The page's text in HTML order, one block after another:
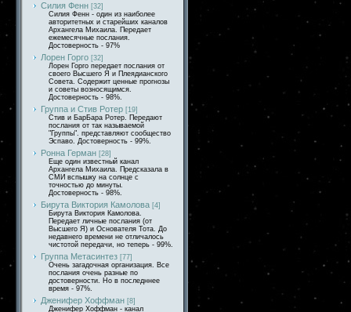
Силия Фенн [32]
Силия Фенн - один из наиболее
авторитетных и старейших каналов
Архангела Михаила. Передает
ежемесячные послания.
Достоверность - 97%
Лорен Горго [32]
Лорен Горго передает послания от
своего Высшего Я и Плеядианского
Совета. Содержит ценные прогнозы
и советы возносящимся.
Достоверность - 98%.
Группа и Стив Ротер [19]
Стив и БарБара Ротер. Передают
послания от так называемой
"Группы". представляют сообщество
Эспаво. Достоверность - 99%.
Ронна Герман [28]
Еще один известный канал
Архангела Михаила. Предсказала в
СМИ вспышку на солнце с
точностью до минуты.
Достоверность - 98%.
Бирута Виктория Камолова [4]
Бирута Виктория Камолова.
Передает личные послания (от
Высшего Я) и Основателя Тота. До
недавнего времени не отличалось
чистотой передачи, но теперь - 99%.
Группа Метасинтез [77]
Очень загадочная организация. Все
послания очень разные по
достоверности. Но в последннее
время - 97%.
Дженифер Хоффман [8]
Дженифер Хоффман - канал